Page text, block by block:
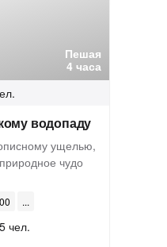
Пешая
4 часа
водопаду
ущелью,
чудо
чел.